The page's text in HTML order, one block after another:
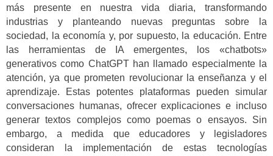
más presente en nuestra vida diaria, transformando
industrias y planteando nuevas preguntas sobre la
sociedad, la economía y, por supuesto, la educación. Entre
las herramientas de IA emergentes, los «chatbots»
generativos como ChatGPT han llamado especialmente la
atención, ya que prometen revolucionar la enseñanza y el
aprendizaje. Estas potentes plataformas pueden simular
conversaciones humanas, ofrecer explicaciones e incluso
generar textos complejos como poemas o ensayos. Sin
embargo, a medida que educadores y legisladores
consideran la implementación de estas tecnologías